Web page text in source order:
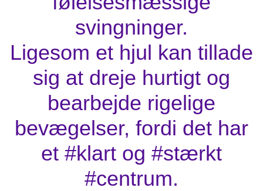
svingninger.
Ligesom et hjul kan tillade
sig at dreje hurtigt og
bearbejde rigelige
bevægelser, fordi det har
et #klart og #stærkt
#centrum.